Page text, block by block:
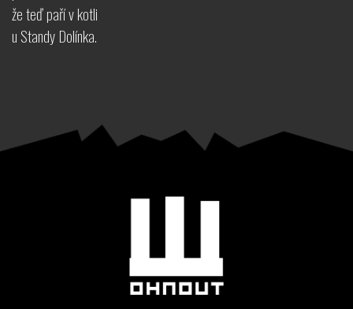
že teď paří v kotli
u Standy Dolínka.